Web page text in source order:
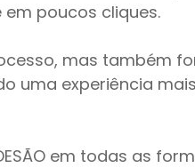
poucos cliques.
mas também
uma experiência
em todas as